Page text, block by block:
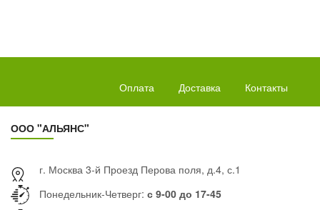
Оплата Доставка Контакты
ООО "АЛЬЯНС"
г. Москва 3-й Проезд Перова поля, д.4, с.1
Понедельник-Четверг: с 9-00 до 17-45